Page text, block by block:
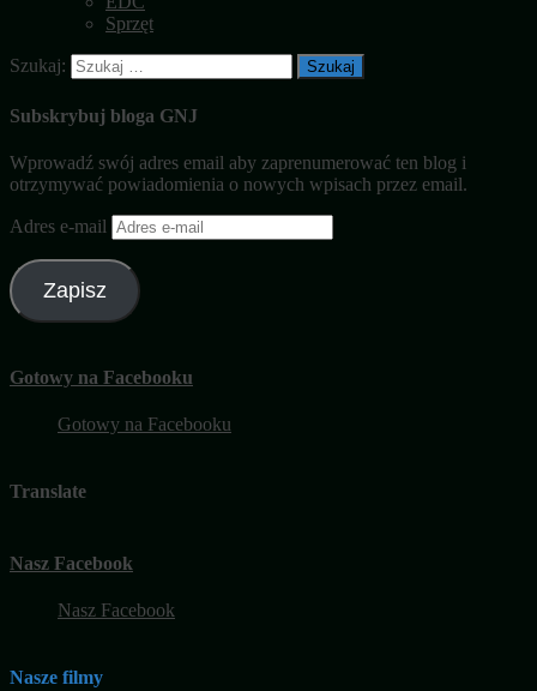
Sprzęt
Szukaj:
Subskrybuj bloga GNJ
Wprowadź swój adres email aby zaprenumerować ten blog i
otrzymywać powiadomienia o nowych wpisach przez email.
Adres e-mail
Zapisz
Gotowy na Facebooku
Gotowy na Facebooku
Translate
Nasz Facebook
Nasz Facebook
Nasze filmy